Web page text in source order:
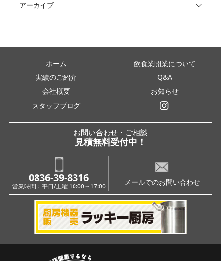
アーカイブ
ホーム
飲食業開業について
実績のご紹介
Q&A
会社概要
お知らせ
スタッフブログ
お問い合わせ・ご相談
見積無料受付中！
0836-39-8316
営業時間：平日/土曜 10:00～17:00 メールでのお問い合わせ